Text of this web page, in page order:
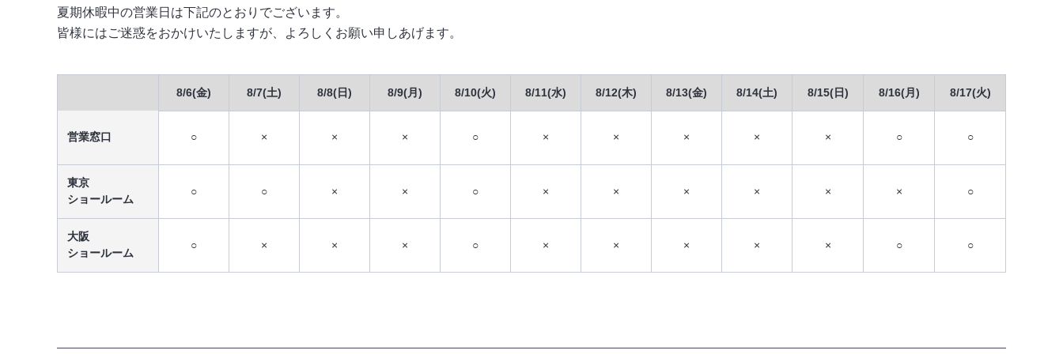
夏期休暇中の営業日は下記のとおりでございます。
皆様にはご迷惑をおかけいたしますが、よろしくお願い申しあげます。
8/6(金) 8/7(土) 8/8(日) 8/9(月) 8/10(火) 8/11(水) 8/12(木) 8/13(金) 8/14(土) 8/15(日) 8/16(月) 8/17(火)
営業窓口 ○ × × × ○ × × × × × ○ ○
東京
ショールーム
○ ○ × × ○ × × × × × × ○
大阪
ショールーム
○ × × × ○ × × × × × ○ ○